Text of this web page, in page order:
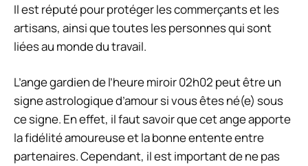
Il est réputé pour protéger les commerçants et les
artisans, ainsi que toutes les personnes qui sont
liées au monde du travail.
L’ange gardien de l’heure miroir 02h02 peut être un
signe astrologique d’amour si vous êtes né(e) sous
ce signe. En effet, il faut savoir que cet ange apporte
la fidélité amoureuse et la bonne entente entre
partenaires. Cependant, il est important de ne pas